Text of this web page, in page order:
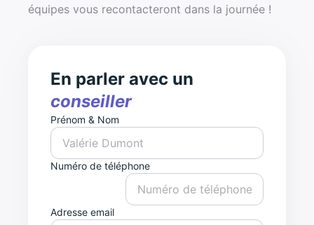
équipes vous recontacteront dans la journée !
En parler avec un
conseiller
Prénom & Nom
Numéro de téléphone
Adresse email